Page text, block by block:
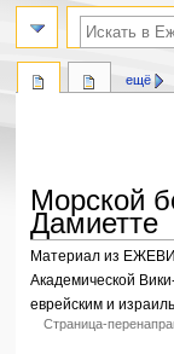
Морской
Дамиетте
Материал из
Академической
еврейским и
Страница-
ещё
поиск по